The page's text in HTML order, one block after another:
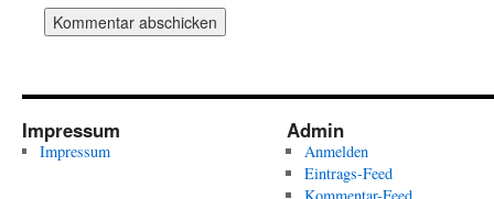
Impressum
Impressum
Admin
Anmelden
Eintrags-Feed